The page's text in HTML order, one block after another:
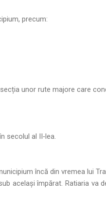
precum:
unor rute majore care
secolul al II‑lea.
încă din vremea lui
același împărat. Ratiaria va